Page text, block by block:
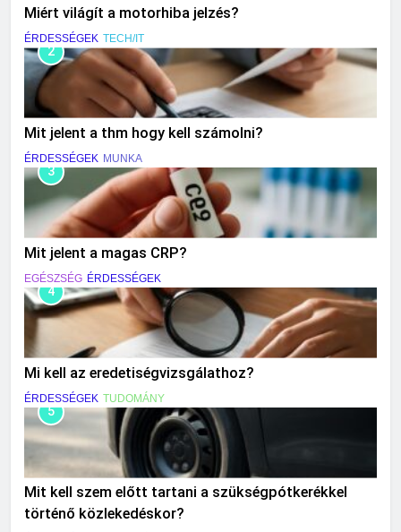
Miért világít a motorhiba jelzés?
ÉRDESSÉGEK TECH/IT
2
Mit jelent a thm hogy kell számolni?
ÉRDESSÉGEK MUNKA
3
Mit jelent a magas CRP?
EGÉSZSÉG ÉRDESSÉGEK
4
Mi kell az eredetiségvizsgálathoz?
ÉRDESSÉGEK TUDOMÁNY
5
Mit kell szem előtt tartani a szükségpótkerékkel
történő közlekedéskor?